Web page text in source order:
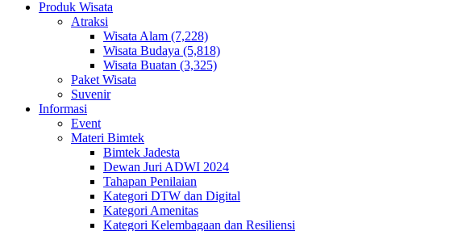
Produk Wisata
Atraksi
Wisata Alam (7,228)
Wisata Budaya (5,818)
Wisata Buatan (3,325)
Paket Wisata
Suvenir
Informasi
Event
Materi Bimtek
Bimtek Jadesta
Dewan Juri ADWI 2024
Tahapan Penilaian
Kategori DTW dan Digital
Kategori Amenitas
Kategori Kelembagaan dan Resiliensi